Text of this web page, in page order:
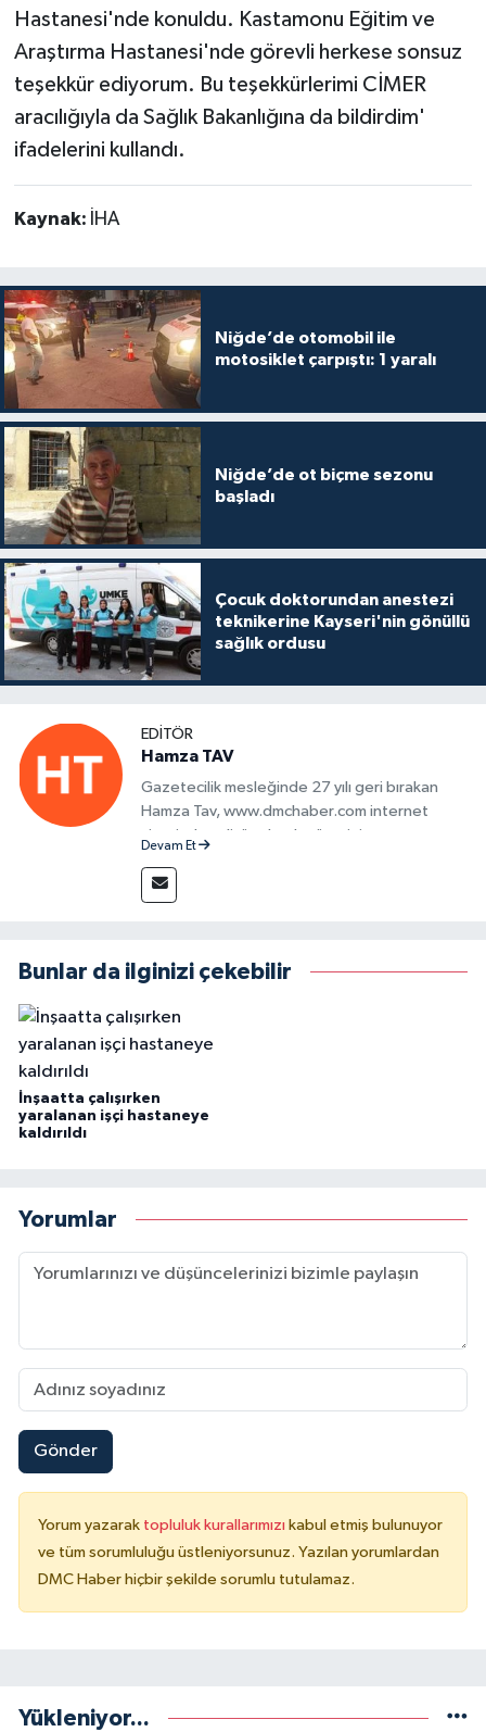
Hastanesi'nde konuldu. Kastamonu Eğitim ve
Araştırma Hastanesi'nde görevli herkese sonsuz
teşekkür ediyorum. Bu teşekkürlerimi CİMER
aracılığıyla da Sağlık Bakanlığına da bildirdim'
ifadelerini kullandı.
Kaynak: İHA
Niğde’de otomobil ile
motosiklet çarpıştı: 1 yaralı
Niğde’de ot biçme sezonu
başladı
Çocuk doktorundan anestezi
teknikerine Kayseri'nin gönüllü
sağlık ordusu
EDITÖR
Hamza TAV
Gazetecilik mesleğinde 27 yılı geri bırakan
Hamza Tav, www.dmchaber.com internet
sitesinde editör olarak görevini
Devam Et
Bunlar da ilginizi çekebilir
İnşaatta çalışırken
yaralanan işçi hastaneye
kaldırıldı
Yorumlar
Gönder
Yorum yazarak topluluk kurallarımızı kabul etmiş bulunuyor
ve tüm sorumluluğu üstleniyorsunuz. Yazılan yorumlardan
DMC Haber hiçbir şekilde sorumlu tutulamaz.
Yükleniyor...